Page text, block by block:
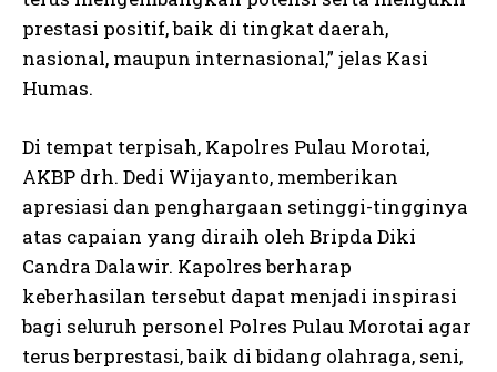
prestasi positif, baik di tingkat daerah,
nasional, maupun internasional,” jelas Kasi
Humas.
Di tempat terpisah, Kapolres Pulau Morotai,
AKBP drh. Dedi Wijayanto, memberikan
apresiasi dan penghargaan setinggi-tingginya
atas capaian yang diraih oleh Bripda Diki
Candra Dalawir. Kapolres berharap
keberhasilan tersebut dapat menjadi inspirasi
bagi seluruh personel Polres Pulau Morotai agar
terus berprestasi, baik di bidang olahraga, seni,